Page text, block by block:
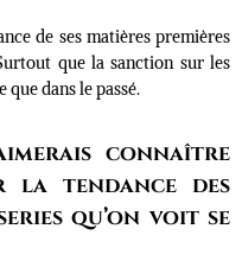
de ses matières premières
que la sanction sur les
dans le passé.
connaître
tendance des
qu’on voit se